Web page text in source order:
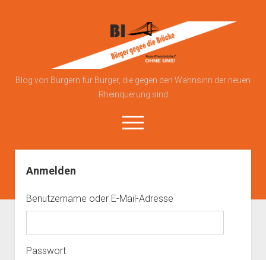
Brücke
Blog von Bürgern für Bürger, die gegen den Wahnsinn der neuen
Rheinquerung sind
open
menu
Kontakt zu uns
Anmelden
Benutzername oder E-Mail-Adresse
Passwort